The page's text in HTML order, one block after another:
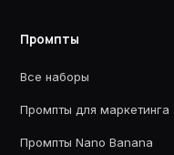
Промпты
Все наборы
Промпты для маркетинга
Промпты Nano Banana